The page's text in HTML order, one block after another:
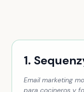
1.
Email marketing
para cocineros y